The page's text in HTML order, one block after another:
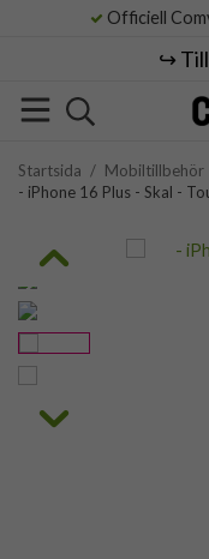
Officiell
↪️
Startsida / Mobiltillbehör
- iPhone 16 Plus - Skal -